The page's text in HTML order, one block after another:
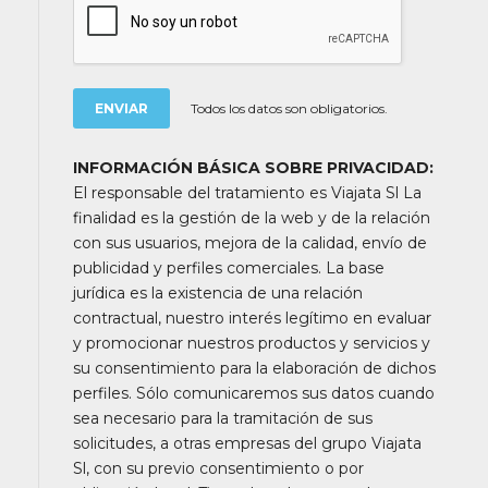
No podemos asumir responsabilidad alguna si por
coincidencia por días festivos, huelgas, días de cierre
semanal u otros factores no se pudieran visitar
durante la ruta alguno de los museos o monumentos
de las ciudades recorridas. Muchos circuitos son
el cliente cambiará de autocar / guía durante el
recorrido.
Nos reservamos el derecho de alterar los horarios de
los itinerarios detallados (bien para adaptarlos a la
época del año o cuando el guía lo considere
necesario) y en circunstancias excepcionales, los
puntos visitados o el orden de las visitas (averías,
retrasos por densidad de tráfico o climatológicos,
periodos o situaciones extremadamente
complicados). En la mayoría de las ocasiones estos
cambios de itinerario son previamente avisados y
dicha información aparece en las observaciones de su
bono.
Todos los datos son obligatorios.
INFORMACIÓN BÁSICA SOBRE PRIVACIDAD:
El responsable del tratamiento es Viajata Sl La
finalidad es la gestión de la web y de la relación
con sus usuarios, mejora de la calidad, envío de
publicidad y perfiles comerciales. La base
jurídica es la existencia de una relación
contractual, nuestro interés legítimo en evaluar
y promocionar nuestros productos y servicios y
su consentimiento para la elaboración de dichos
perfiles. Sólo comunicaremos sus datos cuando
sea necesario para la tramitación de sus
solicitudes, a otras empresas del grupo Viajata
Sl, con su previo consentimiento o por